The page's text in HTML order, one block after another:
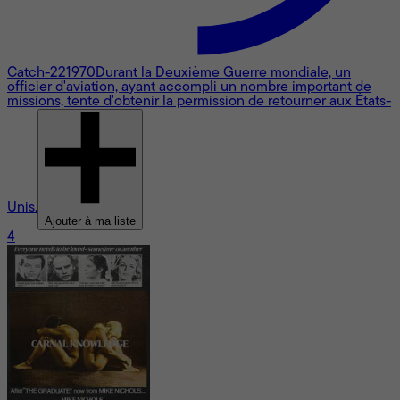
Catch-221970 Durant la Deuxième Guerre mondiale, un
officier d'aviation, ayant accompli un nombre important de
missions, tente d'obtenir la permission de retourner aux États-
Unis.
Ajouter à ma liste
4